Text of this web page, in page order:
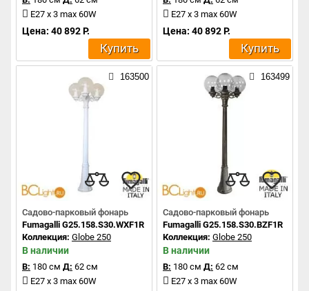
E27 x 3 max 60W
Цена: 40 892 Р.
Купить
E27 x 3 max 60W
Цена: 40 892 Р.
Купить
163500
Садово-парковый фонарь
Fumagalli G25.158.S30.WXF1R
Коллекция: Globe 250
В наличии
В: 180 см Д: 62 см
E27 x 3 max 60W
163499
Садово-парковый фонарь
Fumagalli G25.158.S30.BZF1R
Коллекция: Globe 250
В наличии
В: 180 см Д: 62 см
E27 x 3 max 60W